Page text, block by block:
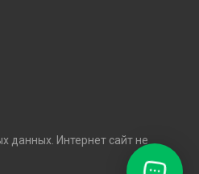
данных. Интернет сайт не